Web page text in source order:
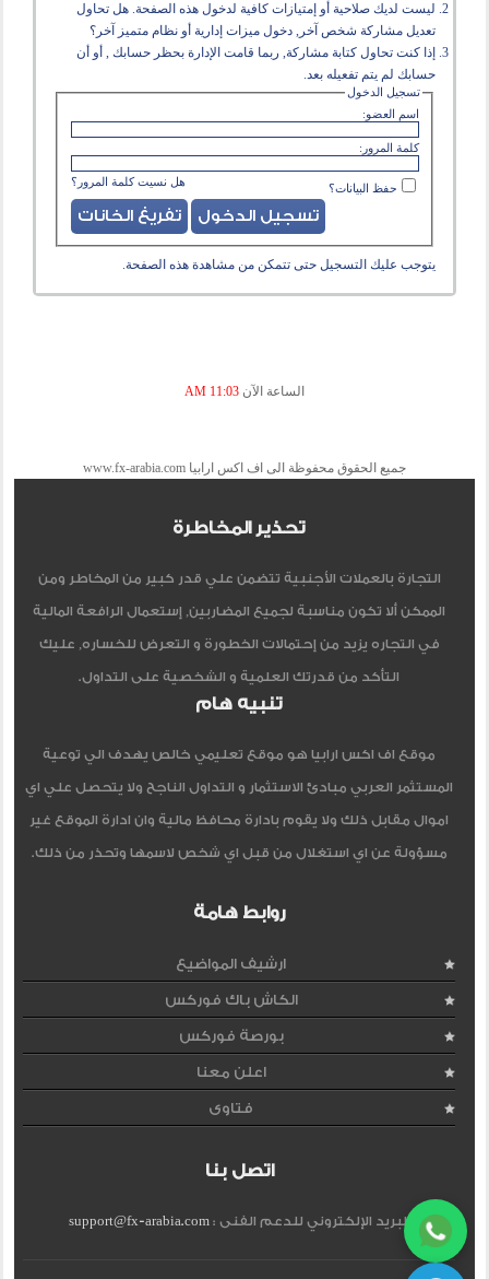
ليست لديك صلاحية أو إمتيازات كافية لدخول هذه الصفحة. هل تحاول
تعديل مشاركة شخص آخر, دخول ميزات إدارية أو نظام متميز آخر؟
إذا كنت تحاول كتابة مشاركة, ربما قامت الإدارة بحظر حسابك , أو أن
حسابك لم يتم تفعيله بعد.
تسجيل الدخول
اسم العضو:
كلمة المرور:
هل نسيت كلمة المرور؟ حفظ البيانات؟
يتوجب عليك التسجيل حتى تتمكن من مشاهدة هذه الصفحة.
الساعة الآن 11:03 AM
جميع الحقوق محفوظة الى اف اكس ارابيا www.fx-arabia.com
تحذير المخاطرة
التجارة بالعملات الأجنبية تتضمن علي قدر كبير من المخاطر ومن
الممكن ألا تكون مناسبة لجميع المضاربين, إستعمال الرافعة المالية
في التجاره يزيد من إحتمالات الخطورة و التعرض للخساره, عليك
التأكد من قدرتك العلمية و الشخصية على التداول.
تنبيه هام
موقع اف اكس ارابيا هو موقع تعليمي خالص يهدف الي توعية
المستثمر العربي مبادئ الاستثمار و التداول الناجح ولا يتحصل علي اي
اموال مقابل ذلك ولا يقوم بادارة محافظ مالية وان ادارة الموقع غير
مسؤولة عن اي استغلال من قبل اي شخص لاسمها وتحذر من ذلك.
روابط هامة
ارشيف المواضيع
الكاش باك فوركس
بورصة فوركس
اعلن معنا
فتاوى
اتصل بنا
البريد الإلكتروني للدعم الفنى :support@fx-arabia.com